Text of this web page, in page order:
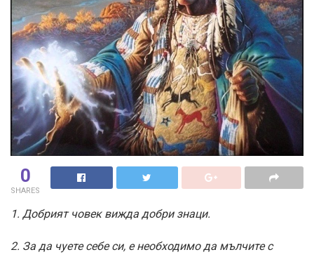
0
SHARES
1. Добрият човек вижда добри знаци.
2. За да чуете себе си, е необходимо да мълчите с